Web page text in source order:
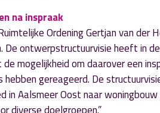
na inspraak
Ordening Gertjan van der
De ontwerpstructuurvisie heeft in
mogelijkheid om daarover een
hebben gereageerd. De
in Aalsmeer Oost naar